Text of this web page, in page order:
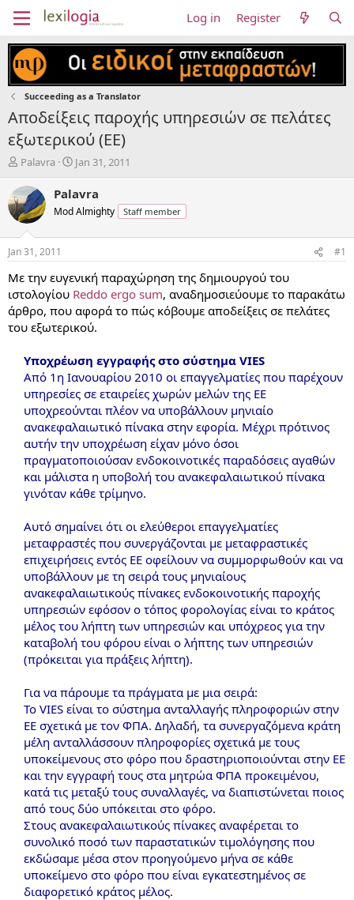
Log in Register
Succeeding as a Translator
Αποδείξεις παροχής υπηρεσιών σε πελάτες
εξωτερικού (ΕΕ)
T
r
e
a
d
t
a
t
e
r
Palavra
S
a
t
t
e
Jan 31, 2011
Palavra
Mod Almighty Staff member
Jan 31, 2011 #1
Με την ευγενική παραχώρηση της δημιουργού του
ιστολογίου Reddo ergo sum, αναδημοσιεύουμε το παρακάτω
άρθρο, που αφορά το πώς κόβουμε αποδείξεις σε πελάτες
του εξωτερικού.
Υποχρέωση εγγραφής στο σύστημα VIES
Από 1η Ιανουαρίου 2010 οι επαγγελματίες που παρέχουν
υπηρεσίες σε εταιρείες χωρών μελών της ΕΕ
υποχρεούνται πλέον να υποβάλλουν μηνιαίο
ανακεφαλαιωτικό πίνακα στην εφορία. Μέχρι πρότινος
αυτήν την υποχρέωση είχαν μόνο όσοι
πραγματοποιούσαν ενδοκοινοτικές παραδόσεις αγαθών
και μάλιστα η υποβολή του ανακεφαλαιωτικού πίνακα
γινόταν κάθε τρίμηνο.
Αυτό σημαίνει ότι οι ελεύθεροι επαγγελματίες
μεταφραστές που συνεργάζονται με μεταφραστικές
επιχειρήσεις εντός ΕΕ οφείλουν να συμμορφωθούν και να
υποβάλλουν με τη σειρά τους μηνιαίους
ανακεφαλαιωτικούς πίνακες ενδοκοινοτικής παροχής
υπηρεσιών εφόσον ο τόπος φορολογίας είναι το κράτος
μέλος του λήπτη των υπηρεσιών και υπόχρεος για την
καταβολή του φόρου είναι ο λήπτης των υπηρεσιών
(πρόκειται για πράξεις λήπτη).
Για να πάρουμε τα πράγματα με μια σειρά:
Το VIES είναι το σύστημα ανταλλαγής πληροφοριών στην
ΕΕ σχετικά με τον ΦΠΑ. Δηλαδή, τα συνεργαζόμενα κράτη
μέλη ανταλλάσσουν πληροφορίες σχετικά με τους
υποκείμενους στο φόρο που δραστηριοποιούνται στην ΕΕ
και την εγγραφή τους στα μητρώα ΦΠΑ προκειμένου,
κατά τις μεταξύ τους συναλλαγές, να διαπιστώνεται ποιος
από τους δύο υπόκειται στο φόρο.
Στους ανακεφαλαιωτικούς πίνακες αναφέρεται το
συνολικό ποσό των παραστατικών τιμολόγησης που
εκδώσαμε μέσα στον προηγούμενο μήνα σε κάθε
υποκείμενο στο φόρο που είναι εγκατεστημένος σε
διαφορετικό κράτος μέλος.